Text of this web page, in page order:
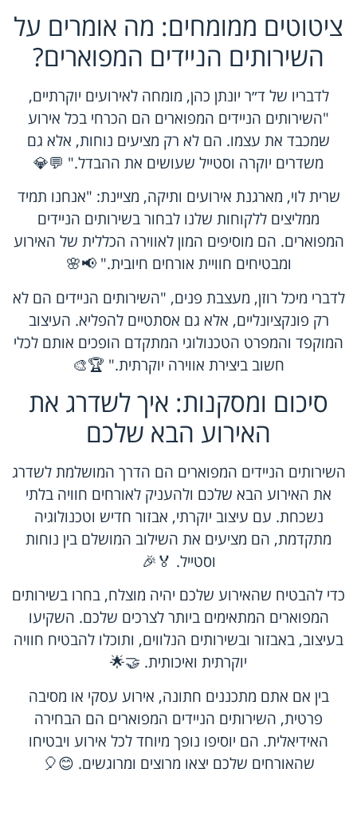
ציטוטים ממומחים: מה אומרים על
השירותים הניידים המפוארים?
לדבריו של ד״ר יונתן כהן, מומחה לאירועים יוקרתיים,
"השירותים הניידים המפוארים הם הכרחי בכל אירוע
שמכבד את עצמו. הם לא רק מציעים נוחות, אלא גם
משדרים יוקרה וסטייל שעושים את ההבדל." 💬💎
שרית לוי, מארגנת אירועים ותיקה, מציינת: "אנחנו תמיד
ממליצים ללקוחות שלנו לבחור בשירותים הניידים
המפוארים. הם מוסיפים המון לאווירה הכללית של האירוע
ומבטיחים חוויית אורחים חיובית." 📢🌸
לדברי מיכל רוזן, מעצבת פנים, "השירותים הניידים הם לא
רק פונקציונליים, אלא גם אסתטיים להפליא. העיצוב
המוקפד והמפרט הטכנולוגי המתקדם הופכים אותם לכלי
חשוב ביצירת אווירה יוקרתית." 🏆🎨
סיכום ומסקנות: איך לשדרג את
האירוע הבא שלכם
השירותים הניידים המפוארים הם הדרך המושלמת לשדרג
את האירוע הבא שלכם ולהעניק לאורחים חוויה בלתי
נשכחת. עם עיצוב יוקרתי, אבזור חדיש וטכנולוגיה
מתקדמת, הם מציעים את השילוב המושלם בין נוחות
וסטייל. 🏅🎉
כדי להבטיח שהאירוע שלכם יהיה מוצלח, בחרו בשירותים
המפוארים המתאימים ביותר לצרכים שלכם. השקיעו
בעיצוב, באבזור ובשירותים הנלווים, ותוכלו להבטיח חוויה
יוקרתית ואיכותית. 🤝🌟
בין אם אתם מתכננים חתונה, אירוע עסקי או מסיבה
פרטית, השירותים הניידים המפוארים הם הבחירה
האידיאלית. הם יוסיפו נופך מיוחד לכל אירוע ויבטיחו
שהאורחים שלכם יצאו מרוצים ומרוגשים. 😊🎈